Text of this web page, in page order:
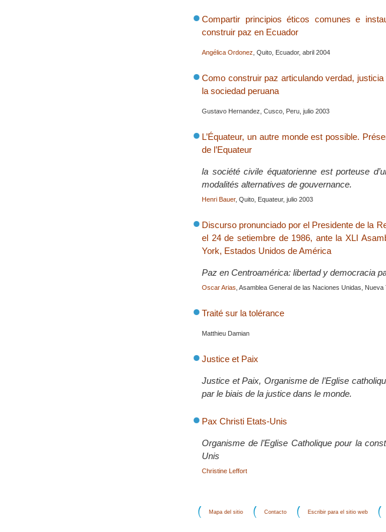
Compartir principios éticos comunes e
construir paz en Ecuador
Angélica Ordonez , Quito, Ecuador, abril 2004
Como construir paz articulando verdad,
la sociedad peruana
Gustavo Hernandez, Cusco, Peru, julio 2003
L’Équateur, un autre monde est possible.
de l’Equateur
la société civile équatorienne est porteuse
modalités alternatives de gouvernance.
Henri Bauer, Quito, Equateur, julio 2003
Discurso pronunciado por el Presidente de la
el 24 de setiembre de 1986, ante la XLI
York, Estados Unidos de América
Paz en Centroamérica: libertad y democracia
Oscar Arias , Asamblea General de las Naciones Unidas,
Traité sur la tolérance
Matthieu Damian
Justice et Paix
Justice et Paix, Organisme de l’Eglise
par le biais de la justice dans le monde.
Pax Christi Etats-Unis
Organisme de l’Eglise Catholique pour la
Unis
Christine Leffort
Mapa del sitio Contacto Escribir para el sitio web